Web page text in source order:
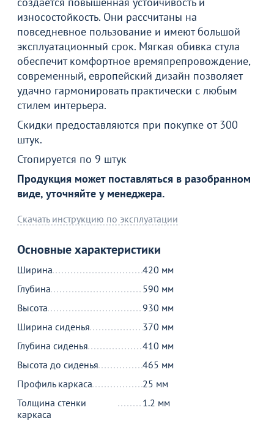
износостойкость. Они рассчитаны на
повседневное пользование и имеют большой
эксплуатационный срок. Мягкая обивка стула
обеспечит комфортное времяпрепровождение,
современный, европейский дизайн позволяет
удачно гармонировать практически с любым
стилем интерьера.
Скидки предоставляются при покупке от 300
штук.
Стопируется по 9 штук
Продукция может поставляться в разобранном
виде, уточняйте у менеджера.
Скачать инструкцию по эксплуатации
Основные характеристики
Ширина
420 мм
Глубина
590 мм
Высота
930 мм
Ширина сиденья
370 мм
Глубина сиденья
410 мм
Высота до сиденья
465 мм
Профиль каркаса
25 мм
Толщина стенки
каркаса
1.2 мм
Товар в корзине
шампань
1 740 ₽ 2 680 ₽
В корзине
С этим товаром покупают